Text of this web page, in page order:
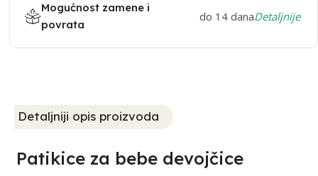
Mogućnost zamene i
povrata
do 14 danaDetaljnije
Detaljniji opis proizvoda
Patikice za bebe devojčice